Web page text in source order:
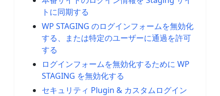
トに同期する
WP STAGING のログインフォームを無効化
する、または特定のユーザーに通過を許可
する
ログインフォームを無効化するために WP
STAGING を無効化する
セキュリティ Plugin & カスタムログイン